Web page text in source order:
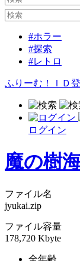
#ホラー
#探索
#レトロ
ふりーむ！ＩＤ
ログイン
魔の樹
ファイル名
jyukai.zip
ファイル容量
178,720 Kbyte
全年齢